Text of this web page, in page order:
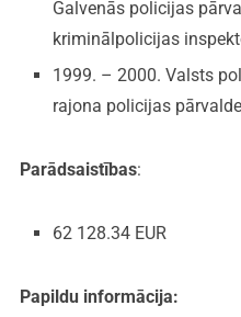
Galvenās policijas
kriminālpolicijas
1999. – 2000. Valsts
rajona policijas
Parādsaistības:
62 128.34 EUR
Papildu informācija: